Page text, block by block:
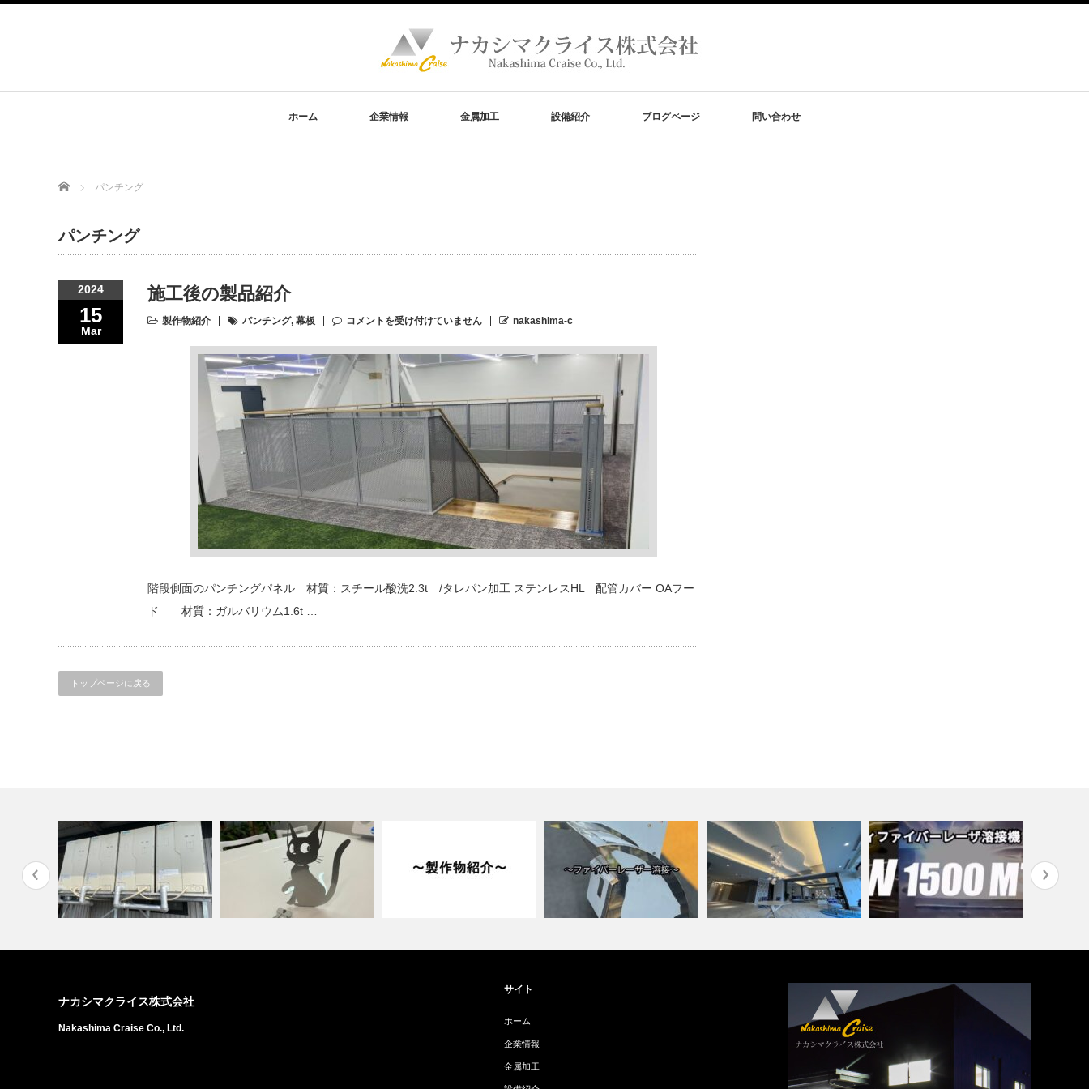
ホーム 企業情報 金属加工 設備紹介 ブログページ 問い合わせ
Home パンチング
パンチング
2024
15
Mar
施工後の製品紹介
製作物紹介 パンチング, 幕板 コメントを受け付けていません nakashima-c
階段側面のパンチングパネル 材質：スチール酸洗2.3t /タレパン加工 ステンレスHL 配管カバー OAフー
ド 材質：ガルバリウム1.6t …
トップページに戻る
コン 空調設…
レーザ溶接 …
ナカシマクライス株式会社
Nakashima Craise Co., Ltd.
サイト
ホーム
企業情報
金属加工